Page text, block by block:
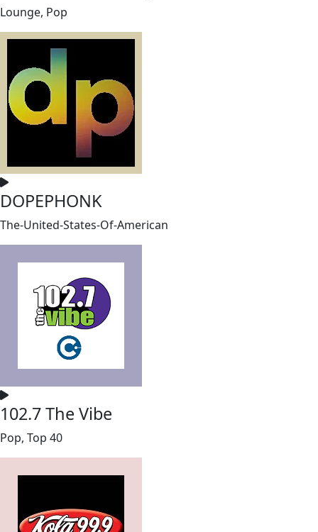
Lounge, Pop
DOPEPHONK
The-United-States-Of-American
102.7 The Vibe
Pop, Top 40